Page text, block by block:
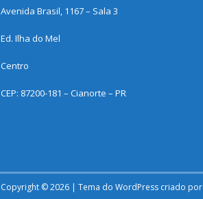
Avenida Brasil, 1167 – Sala 3
Ed. Ilha do Mel
Centro
CEP: 87200-181 – Cianorte – PR
Copyright © 2026 | Tema do WordPress criado por